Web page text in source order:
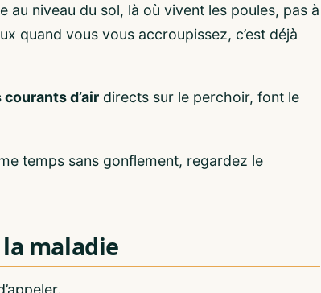
niveau du sol, là où vivent les poules, pas à
quand vous vous accroupissez, c’est déjà
courants d’air directs sur le perchoir, font le
temps sans gonflement, regardez le
la maladie